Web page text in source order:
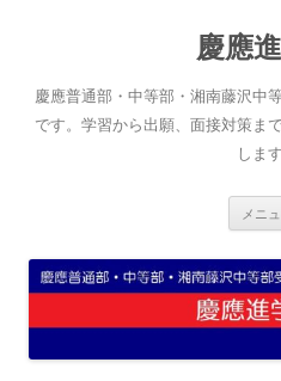
へ
ス
キ
慶應
慶應普通部・中等部・湘南藤沢中
です。学習から出願、面接対策ま
します
メニ